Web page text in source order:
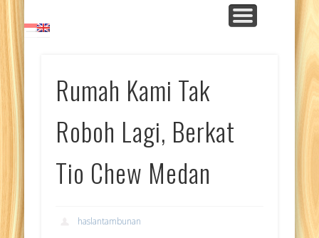
Rumah Kami Tak
Roboh Lagi, Berkat
Tio Chew Medan
haslantambunan